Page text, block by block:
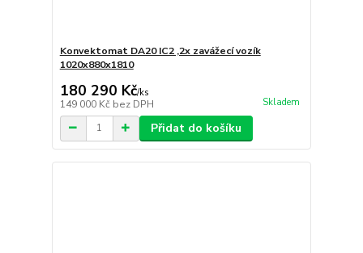
Konvektomat DA20 IC2 ,2x zavážecí vozík
1020x880x1810
180 290 Kč/ks
149 000 Kč bez DPH Skladem
Přidat do košíku